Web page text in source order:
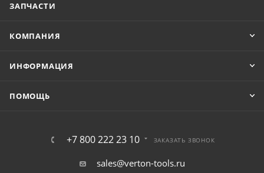
ЗАПЧАСТИ
КОМПАНИЯ
ИНФОРМАЦИЯ
ПОМОЩЬ
+7 800 222 23 10 ЗАКАЗАТЬ ЗВОНОК
sales@verton-tools.ru